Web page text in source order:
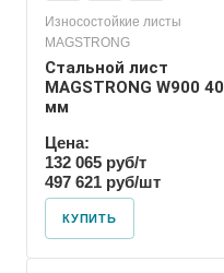
Износостойкие листы
MAGSTRONG
Стальной лист
MAGSTRONG W900 40
мм
Цена:
132 065 руб/т
497 621 руб/шт
КУПИТЬ